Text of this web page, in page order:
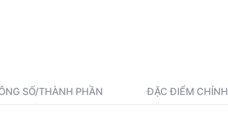
SỐ/THÀNH PHẦN ĐẶC ĐIỂM CHÍNH